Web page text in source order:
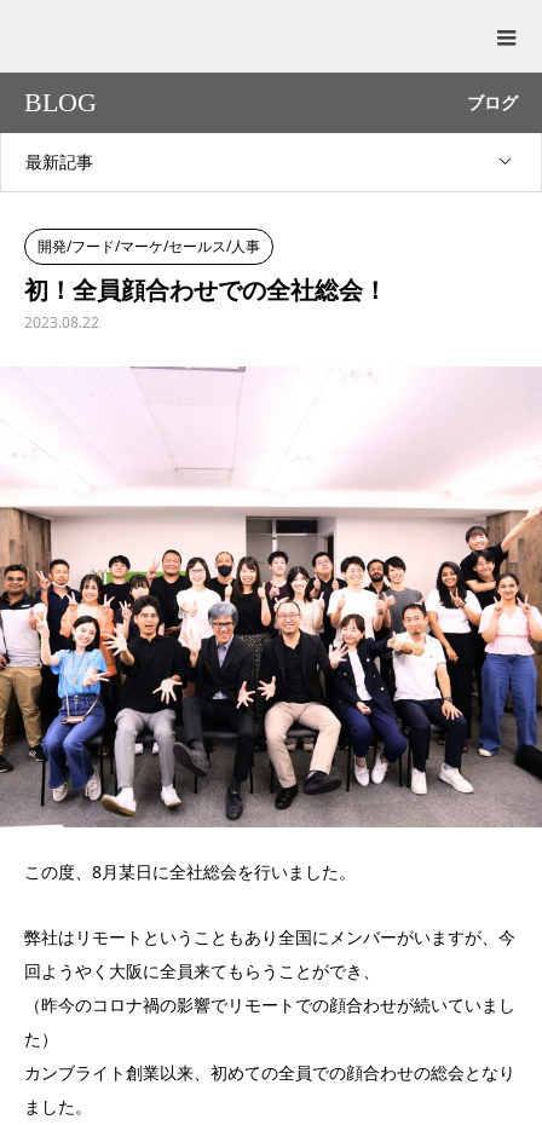
BLOG ブログ
最新記事
開発/フード/マーケ/セールス/人事
初！全員顔合わせでの全社総会！
2023.08.22
この度、8月某日に全社総会を行いました。
弊社はリモートということもあり全国にメンバーがいますが、今
回ようやく大阪に全員来てもらうことができ、
（昨今のコロナ禍の影響でリモートでの顔合わせが続いていまし
た）
カンブライト創業以来、初めての全員での顔合わせの総会となり
ました。